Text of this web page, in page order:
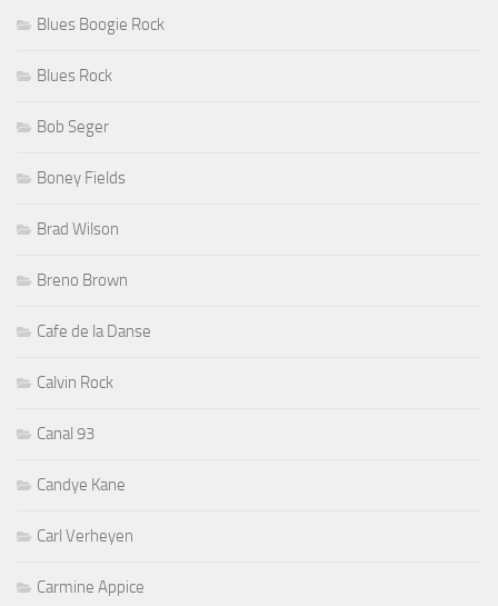
Blues Boogie Rock
Blues Rock
Bob Seger
Boney Fields
Brad Wilson
Breno Brown
Cafe de la Danse
Calvin Rock
Canal 93
Candye Kane
Carl Verheyen
Carmine Appice